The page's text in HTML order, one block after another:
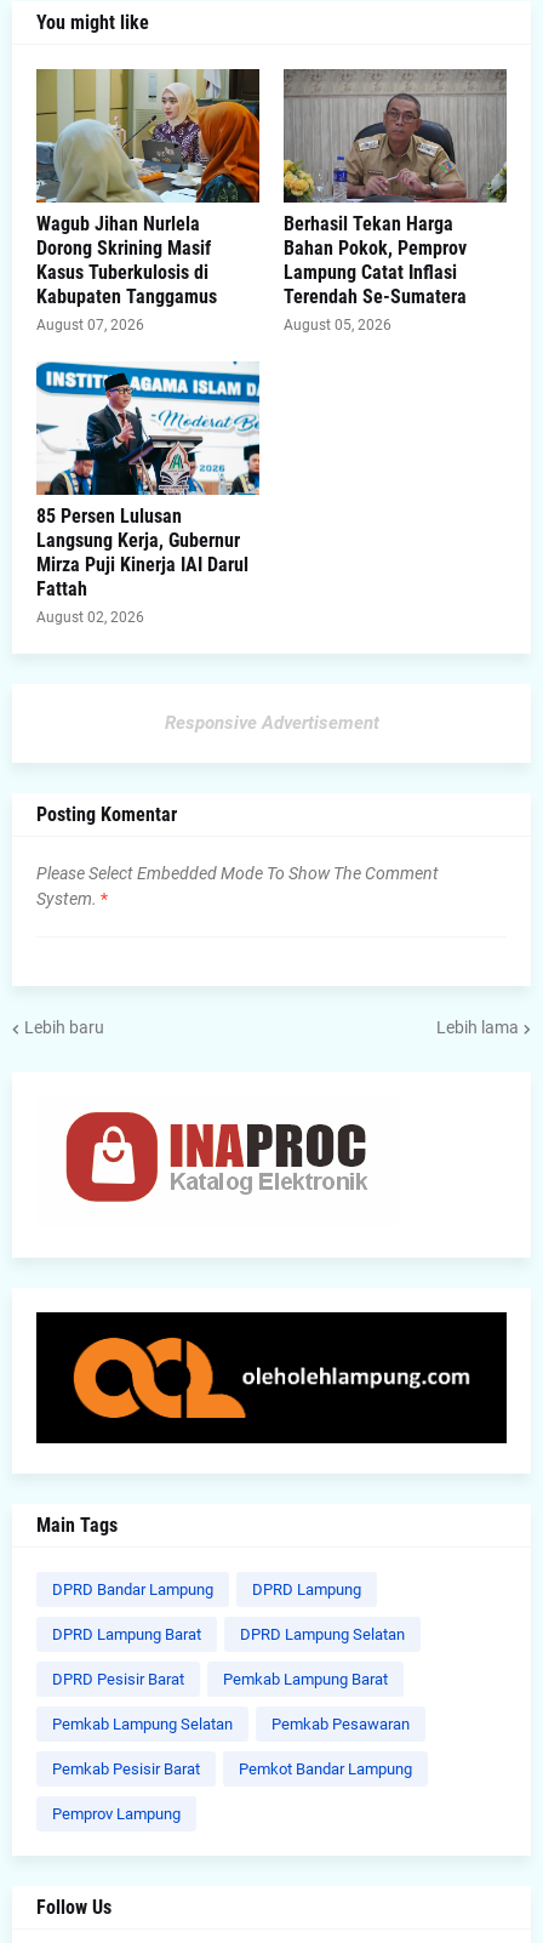
You might like
Wagub Jihan Nurlela
Dorong Skrining Masif
Kasus Tuberkulosis di
Kabupaten Tanggamus
August 07, 2026
Berhasil Tekan Harga
Bahan Pokok, Pemprov
Lampung Catat Inflasi
Terendah Se-Sumatera
August 05, 2026
85 Persen Lulusan
Langsung Kerja, Gubernur
Mirza Puji Kinerja IAI Darul
Fattah
August 02, 2026
Responsive Advertisement
Posting Komentar
Please Select Embedded Mode To Show The Comment
System. *
Lebih baru Lebih lama
Main Tags
DPRD Bandar Lampung DPRD Lampung
DPRD Lampung Barat DPRD Lampung Selatan
DPRD Pesisir Barat Pemkab Lampung Barat
Pemkab Lampung Selatan Pemkab Pesawaran
Pemkab Pesisir Barat Pemkot Bandar Lampung
Pemprov Lampung
Follow Us